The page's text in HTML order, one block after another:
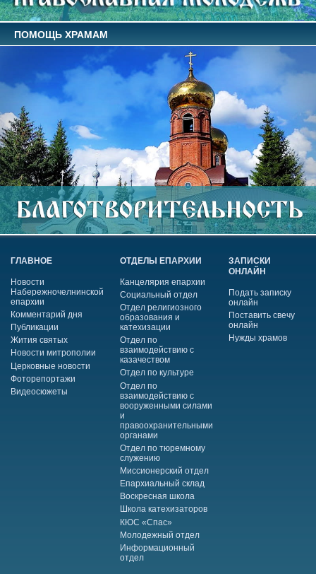
ПОМОЩЬ ХРАМАМ
ГЛАВНОЕ
Новости
Набережночелнинской
епархии
Комментарий дня
Публикации
Жития святых
Новости митрополии
Церковные новости
Фоторепортажи
Видеосюжеты
ОТДЕЛЫ ЕПАРХИИ
Канцелярия епархии
Социальный отдел
Отдел религиозного
образования и
катехизации
Отдел по
взаимодействию с
казачеством
Отдел по культуре
Отдел по
взаимодействию с
вооруженными силами
и
правоохранительными
органами
Отдел по тюремному
служению
Миссионерский отдел
Епархиальный склад
Воскресная школа
Школа катехизаторов
КЮС «Спас»
Молодежный отдел
Информационный
отдел
ЗАПИСКИ
ОНЛАЙН
Подать записку
онлайн
Поставить свечу
онлайн
Нужды храмов